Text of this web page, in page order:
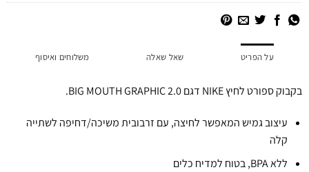
על הפריט שאל שאלה משלוחים ואיסוף
בקבוק ספורט לחיץ NIKE דגם 2.0 BIG MOUTH GRAPHIC.
עיצוב גמיש המאפשר לחיצה, עם זרבובית משיכה/דחיפה לשתייה
קלה
ללא BPA, בטוח למדיח כלים